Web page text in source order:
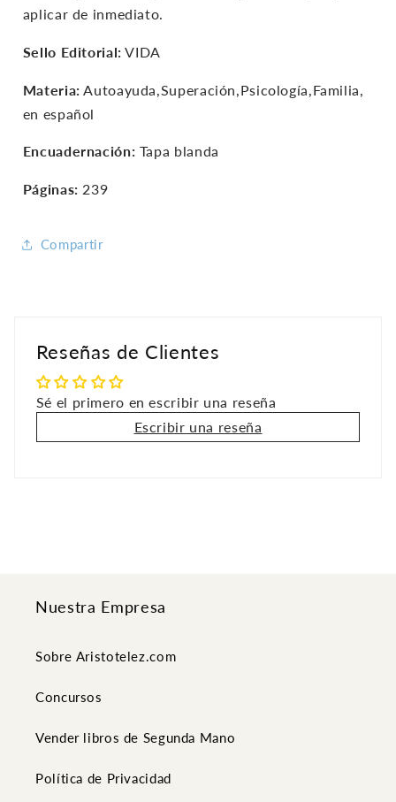
aplicar de inmediato.
Sello Editorial: VIDA
Materia: Autoayuda,Superación,Psicología,Familia,
en español
Encuadernación: Tapa blanda
Páginas: 239
Compartir
Reseñas de Clientes
Sé el primero en escribir una reseña
Escribir una reseña
Nuestra Empresa
Sobre Aristotelez.com
Concursos
Vender libros de Segunda Mano
Política de Privacidad